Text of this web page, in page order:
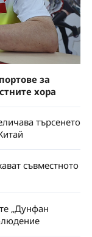
за
хора
търсенето
съвместното
„Дунфан